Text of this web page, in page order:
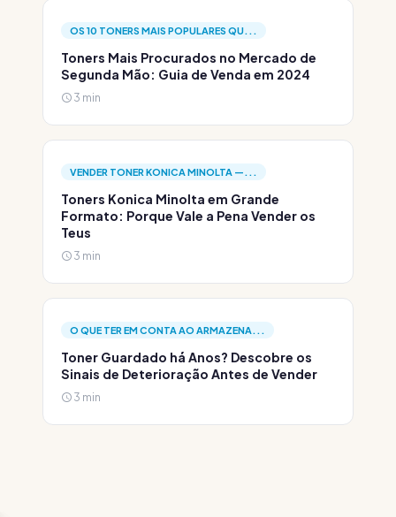
OS 10 TONERS MAIS POPULARES QU...
Toners Mais Procurados no Mercado de
Segunda Mão: Guia de Venda em 2024
3 min
VENDER TONER KONICA MINOLTA —...
Toners Konica Minolta em Grande
Formato: Porque Vale a Pena Vender os
Teus
3 min
O QUE TER EM CONTA AO ARMAZENA...
Toner Guardado há Anos? Descobre os
Sinais de Deterioração Antes de Vender
3 min